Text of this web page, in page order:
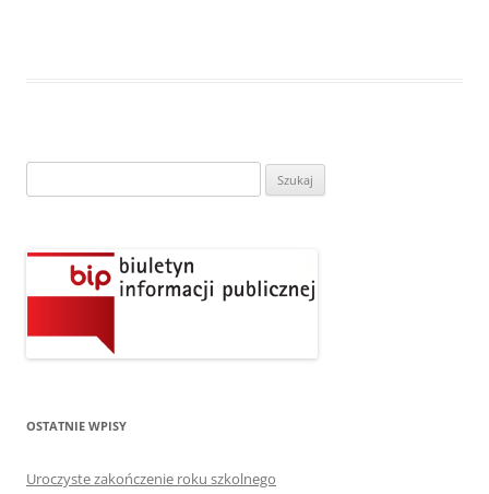
OSTATNIE WPISY
Uroczyste zakończenie roku szkolnego